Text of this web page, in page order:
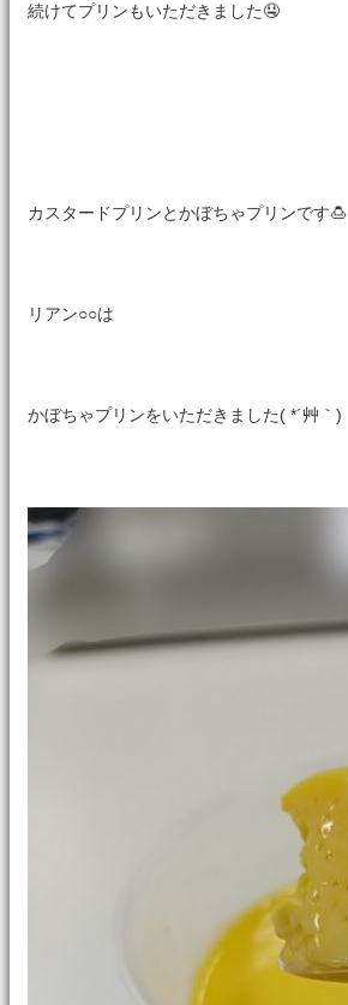
続けてプリンもいただきました🤤
カスタードプリンとかぼちゃプリンです🍮
リアン○○は
かぼちゃプリンをいただきました( *´艸｀)